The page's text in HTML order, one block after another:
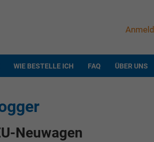
WIE BESTELLE ICH FAQ ÜBER UNS
Neuwagen